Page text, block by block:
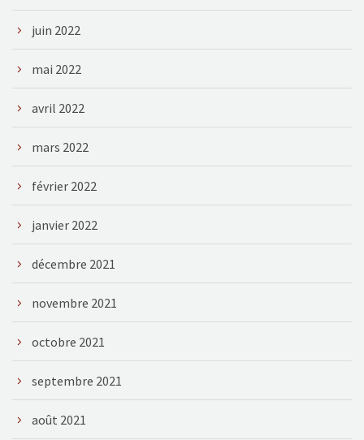
juin 2022
mai 2022
avril 2022
mars 2022
février 2022
janvier 2022
décembre 2021
novembre 2021
octobre 2021
septembre 2021
août 2021